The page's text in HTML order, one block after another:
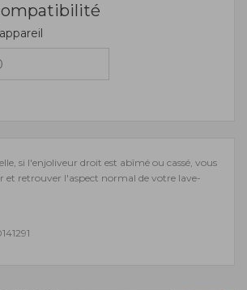
si l'enjoliveur droit est abîmé ou cassé, vous
et retrouver l'aspect normal de votre lave-